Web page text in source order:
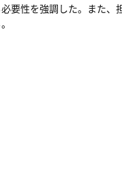
要性を強調した。また